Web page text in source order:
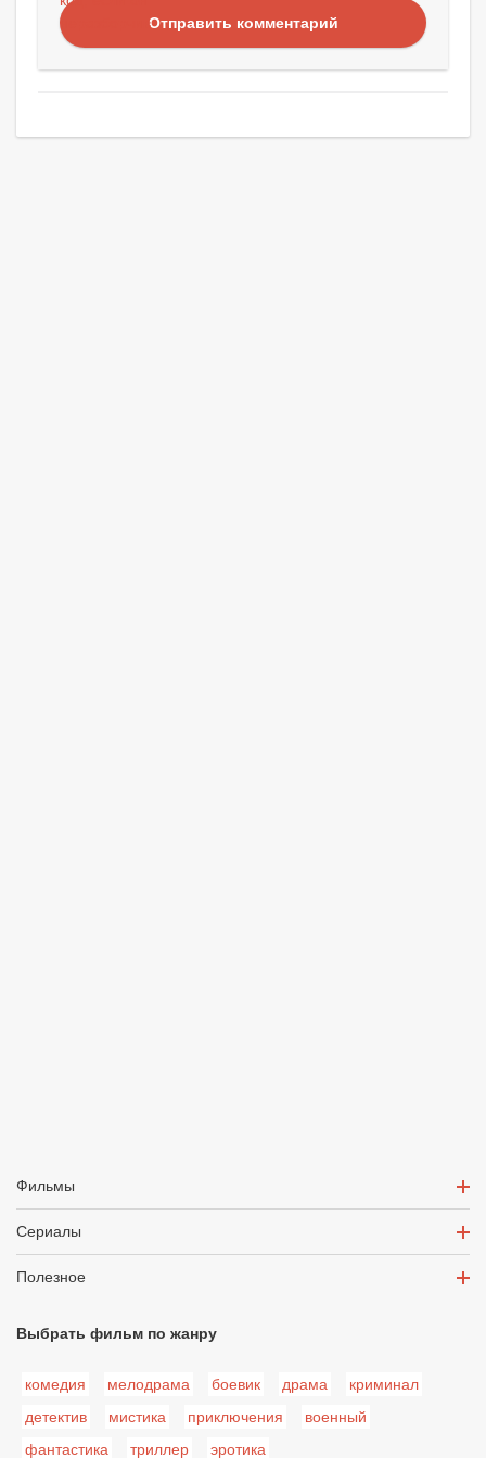
Отправить комментарий
Фильмы
Сериалы
Полезное
Выбрать фильм по жанру
комедия мелодрама боевик драма
криминал
детектив
мистика приключения
военный
фантастика
триллер эротика